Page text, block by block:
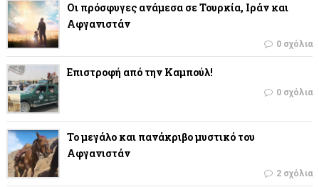
Οι πρόσφυγες ανάμεσα σε Τουρκία, Ιράν και
Αφγανιστάν
0 σχόλια
Επιστροφή από την Καμπούλ!
0 σχόλια
Το μεγάλο και πανάκριβο μυστικό του
Αφγανιστάν
2 σχόλια